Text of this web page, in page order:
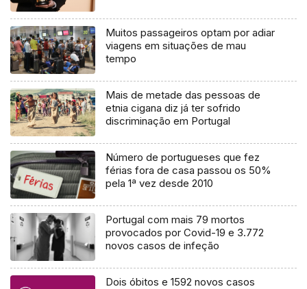
Muitos passageiros optam por adiar
viagens em situações de mau
tempo
Mais de metade das pessoas de
etnia cigana diz já ter sofrido
discriminação em Portugal
Número de portugueses que fez
férias fora de casa passou os 50%
pela 1ª vez desde 2010
Portugal com mais 79 mortos
provocados por Covid-19 e 3.772
novos casos de infeção
Dois óbitos e 1592 novos casos